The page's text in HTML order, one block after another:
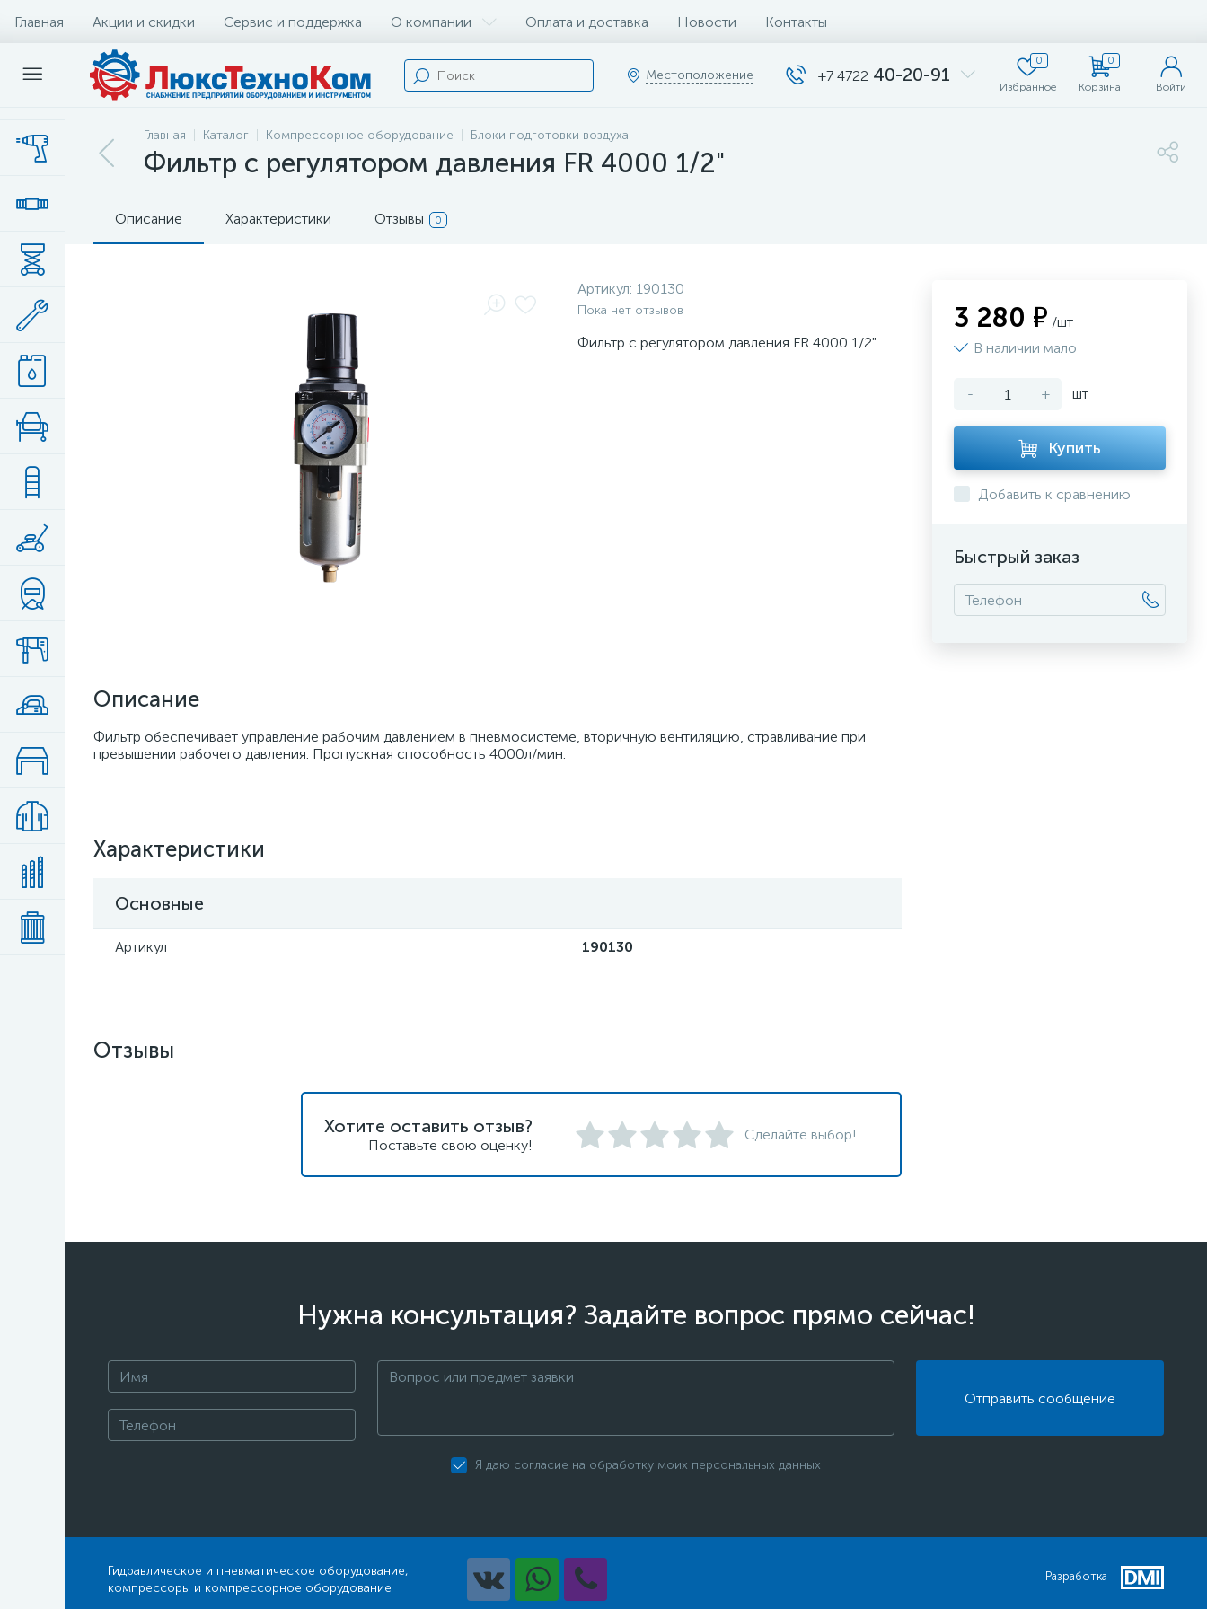
Главная Акции и скидки Сервис и поддержка О компании Оплата и доставка Новости Контакты
Местоположение +7 4722 40-20-91
0
Избранное
0
Корзина Войти
Главная Каталог Компрессорное оборудование Блоки подготовки воздуха
Фильтр с регулятором давления FR 4000 1/2"
Описание Характеристики Отзывы 0
Артикул: 190130
Пока нет отзывов
Фильтр с регулятором давления FR 4000 1/2"
Описание
Фильтр обеспечивает управление рабочим давлением в пневмосистеме, вторичную вентиляцию, стравливание при
превышении рабочего давления. Пропускная способность 4000л/мин.
Характеристики
Основные
Артикул 190130
3 280 ₽ /шт
В наличии мало
- + шт
Купить
Добавить к сравнению
Быстрый заказ
Отзывы
Хотите оставить отзыв?
Поставьте свою оценку!
Сделайте выбор!
Нужна консультация? Задайте вопрос прямо сейчас!
Отправить сообщение
Я даю согласие на обработку моих персональных данных
Гидравлическое и пневматическое оборудование,
компрессоры и компрессорное оборудование
Разработка